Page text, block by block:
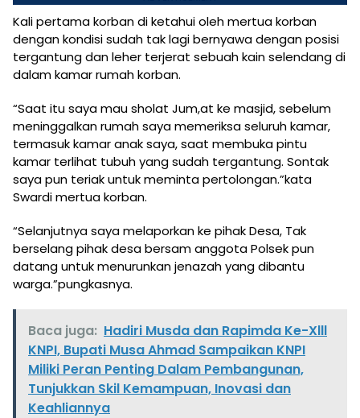
Kali pertama korban di ketahui oleh mertua korban
dengan kondisi sudah tak lagi bernyawa dengan posisi
tergantung dan leher terjerat sebuah kain selendang di
dalam kamar rumah korban.
“Saat itu saya mau sholat Jum,at ke masjid, sebelum
meninggalkan rumah saya memeriksa seluruh kamar,
termasuk kamar anak saya, saat membuka pintu
kamar terlihat tubuh yang sudah tergantung. Sontak
saya pun teriak untuk meminta pertolongan.”kata
Swardi mertua korban.
“Selanjutnya saya melaporkan ke pihak Desa, Tak
berselang pihak desa bersam anggota Polsek pun
datang untuk menurunkan jenazah yang dibantu
warga.”pungkasnya.
Baca juga: Hadiri Musda dan Rapimda Ke-Xlll
KNPI, Bupati Musa Ahmad Sampaikan KNPI
Miliki Peran Penting Dalam Pembangunan,
Tunjukkan Skil Kemampuan, Inovasi dan
Keahliannya